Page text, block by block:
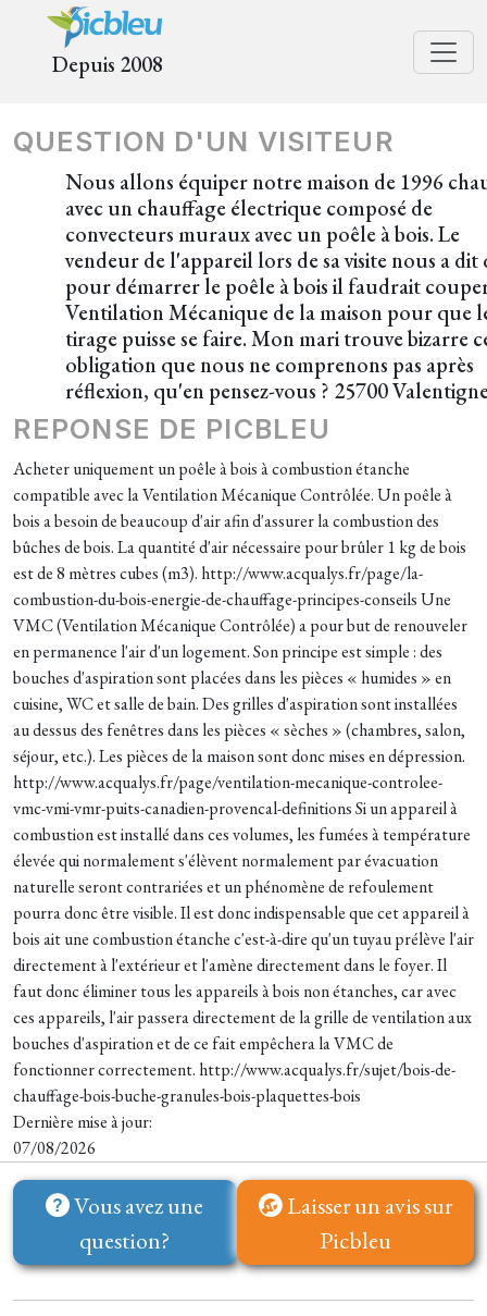
Depuis 2008
QUESTION D'UN VISITEUR
Nous allons équiper notre maison de 1996
avec un chauffage électrique composé de
convecteurs muraux avec un poêle à bois. Le
vendeur de l'appareil lors de sa visite nous a dit
pour démarrer le poêle à bois il faudrait
Ventilation Mécanique de la maison pour que
tirage puisse se faire. Mon mari trouve bizarre
obligation que nous ne comprenons pas après
réflexion, qu'en pensez-vous ? 25700
REPONSE DE PICBLEU
Acheter uniquement un poêle à bois à combustion étanche
compatible avec la Ventilation Mécanique Contrôlée. Un poêle à
bois a besoin de beaucoup d'air afin d'assurer la combustion des
bûches de bois. La quantité d'air nécessaire pour brûler 1 kg de bois
est de 8 mètres cubes (m3). http://www.acqualys.fr/page/la-
combustion-du-bois-energie-de-chauffage-principes-conseils Une
VMC (Ventilation Mécanique Contrôlée) a pour but de renouveler
en permanence l'air d'un logement. Son principe est simple : des
bouches d'aspiration sont placées dans les pièces « humides » en
cuisine, WC et salle de bain. Des grilles d'aspiration sont installées
au dessus des fenêtres dans les pièces « sèches » (chambres, salon,
séjour, etc.). Les pièces de la maison sont donc mises en dépression.
http://www.acqualys.fr/page/ventilation-mecanique-controlee-
vmc-vmi-vmr-puits-canadien-provencal-definitions Si un appareil à
combustion est installé dans ces volumes, les fumées à température
élevée qui normalement s'élèvent normalement par évacuation
naturelle seront contrariées et un phénomène de refoulement
pourra donc être visible. Il est donc indispensable que cet appareil à
bois ait une combustion étanche c'est-à-dire qu'un tuyau prélève l'air
directement à l'extérieur et l'amène directement dans le foyer. Il
faut donc éliminer tous les appareils à bois non étanches, car avec
ces appareils, l'air passera directement de la grille de ventilation aux
bouches d'aspiration et de ce fait empêchera la VMC de
fonctionner correctement. http://www.acqualys.fr/sujet/bois-de-
chauffage-bois-buche-granules-bois-plaquettes-bois
Dernière mise à jour:
07/08/2026
Vous avez une
question?
Laisser un avis sur
Picbleu